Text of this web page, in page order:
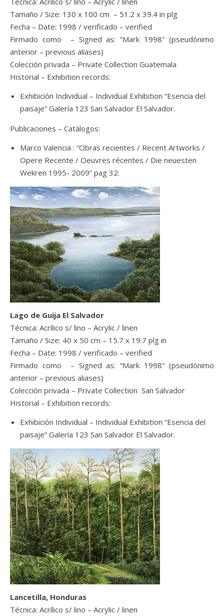
Tamaño / Size: 130 x 100 cm – 51.2 x 39.4 in plg
Fecha – Date: 1998 / verificado – verified
Firmado como – Signed as: “Mark 1998” (pseudónimo
anterior – previous aliases)
Colección privada – Private Collection Guatemala
Historial – Exhibition records:
Exhibición Individual – Individual Exhibition “Esencia del
paisaje” Galería 123 San Salvador El Salvador.
Publicaciones – Catálogos:
Marco Valencia : “Obras recientes / Recent Artworks /
Opere Recente / Oeuvres récentes / Die neuesten
Wekren 1995- 2009” pag 32.
Lago de Guija El Salvador
Técnica: Acrílico s/ lino – Acrylic / linen
Tamaño / Size: 40 x 50 cm – 15.7 x 19.7 plg in
Fecha – Date: 1998 / verificado – verified
Firmado como – Signed as: “Mark 1998” (pseudónimo
anterior – previous aliases)
Colección privada – Private Collection San Salvador
Historial – Exhibition records:
Exhibición Individual – Individual Exhibition “Esencia del
paisaje” Galería 123 San Salvador El Salvador.
Lancetilla, Honduras
Técnica: Acrílico s/ lino – Acrylic / linen